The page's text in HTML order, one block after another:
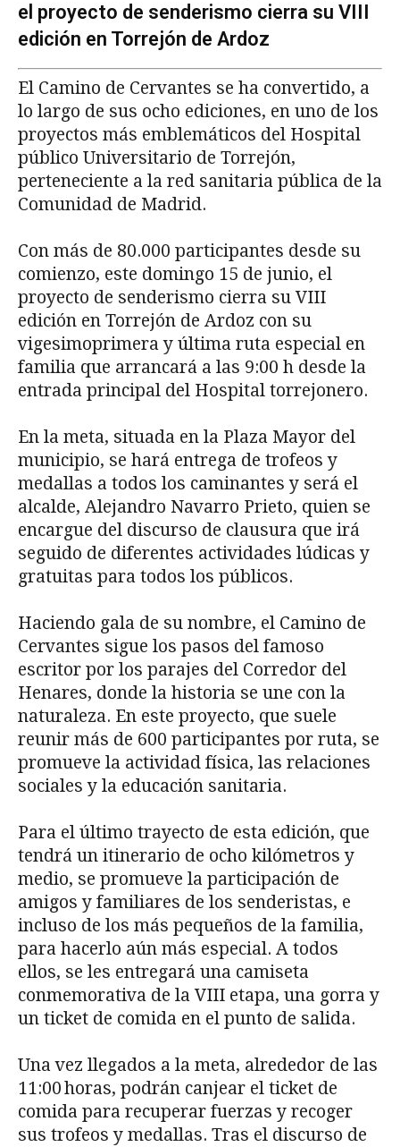
el proyecto de senderismo cierra su VIII
edición en Torrejón de Ardoz
El Camino de Cervantes se ha convertido, a
lo largo de sus ocho ediciones, en uno de los
proyectos más emblemáticos del Hospital
público Universitario de Torrejón,
perteneciente a la red sanitaria pública de la
Comunidad de Madrid.
Con más de 80.000 participantes desde su
comienzo, este domingo 15 de junio, el
proyecto de senderismo cierra su VIII
edición en Torrejón de Ardoz con su
vigesimoprimera y última ruta especial en
familia que arrancará a las 9:00 h desde la
entrada principal del Hospital torrejonero.
En la meta, situada en la Plaza Mayor del
municipio, se hará entrega de trofeos y
medallas a todos los caminantes y será el
alcalde, Alejandro Navarro Prieto, quien se
encargue del discurso de clausura que irá
seguido de diferentes actividades lúdicas y
gratuitas para todos los públicos.
Haciendo gala de su nombre, el Camino de
Cervantes sigue los pasos del famoso
escritor por los parajes del Corredor del
Henares, donde la historia se une con la
naturaleza. En este proyecto, que suele
reunir más de 600 participantes por ruta, se
promueve la actividad física, las relaciones
sociales y la educación sanitaria.
Para el último trayecto de esta edición, que
tendrá un itinerario de ocho kilómetros y
medio, se promueve la participación de
amigos y familiares de los senderistas, e
incluso de los más pequeños de la familia,
para hacerlo aún más especial. A todos
ellos, se les entregará una camiseta
conmemorativa de la VIII etapa, una gorra y
un ticket de comida en el punto de salida.
Una vez llegados a la meta, alrededor de las
11:00 horas, podrán canjear el ticket de
comida para recuperar fuerzas y recoger
sus trofeos y medallas. Tras el discurso de